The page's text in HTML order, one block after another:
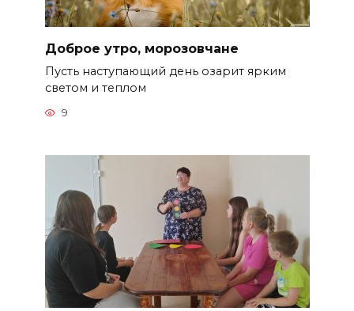
Доброе утро, морозовчане
Пусть наступающий день озарит ярким
светом и теплом
9